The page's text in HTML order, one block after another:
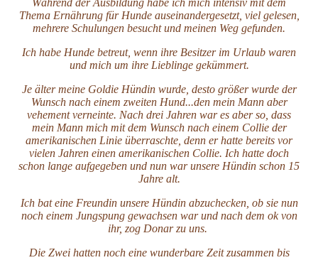
Während der Ausbildung habe ich mich intensiv mit dem
Thema Ernährung für Hunde auseinandergesetzt, viel gelesen,
mehrere Schulungen besucht und meinen Weg gefunden.
Ich habe Hunde betreut, wenn ihre Besitzer im Urlaub waren
und mich um ihre Lieblinge gekümmert.
Je älter meine Goldie Hündin wurde, desto größer wurde der
Wunsch nach einem zweiten Hund...den mein Mann aber
vehement verneinte. Nach drei Jahren war es aber so, dass
mein Mann mich mit dem Wunsch nach einem Collie der
amerikanischen Linie überraschte, denn er hatte bereits vor
vielen Jahren einen amerikanischen Collie. Ich hatte doch
schon lange aufgegeben und nun war unsere Hündin schon 15
Jahre alt.
Ich bat eine Freundin unsere Hündin abzuchecken, ob sie nun
noch einem Jungspung gewachsen war und nach dem ok von
ihr, zog Donar zu uns.
Die Zwei hatten noch eine wunderbare Zeit zusammen bis